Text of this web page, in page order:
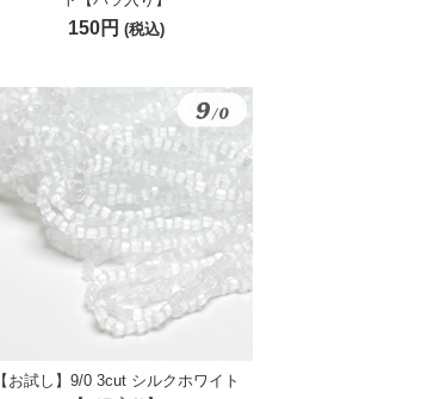
150円 (税込)
【お試し】9/0 3cut シルクホワイト